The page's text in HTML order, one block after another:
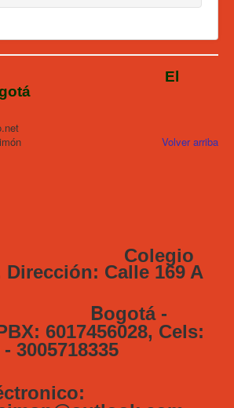
Volver arriba
Colegio
Dirección: Calle 169 A
ogotá -
6017456028, Cels:
3005718335